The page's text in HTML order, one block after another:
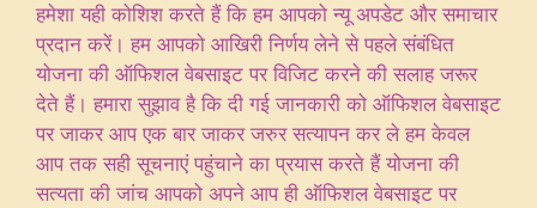
हमेशा यही कोशिश करते हैं कि हम आपको न्यू अपडेट और समाचार
प्रदान करें। हम आपको आखिरी निर्णय लेने से पहले संबंधित
योजना की ऑफिशल वेबसाइट पर विजिट करने की सलाह जरूर
देते हैं। हमारा सुझाव है कि दी गई जानकारी को ऑफिशल वेबसाइट
पर जाकर आप एक बार जाकर जरुर सत्यापन कर ले हम केवल
आप तक सही सूचनाएं पहुंचाने का प्रयास करते हैं योजना की
सत्यता की जांच आपको अपने आप ही ऑफिशल वेबसाइट पर